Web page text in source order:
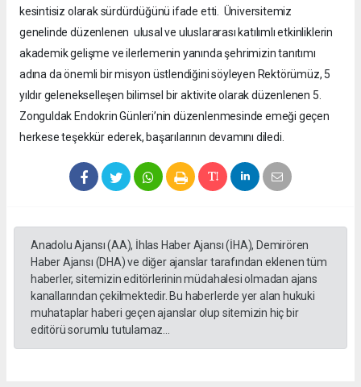
kesintisiz olarak sürdürdüğünü ifade etti. Üniversitemiz
genelinde düzenlenen ulusal ve uluslararası katılımlı etkinliklerin
akademik gelişme ve ilerlemenin yanında şehrimizin tanıtımı
adına da önemli bir misyon üstlendiğini söyleyen Rektörümüz, 5
yıldır gelenekselleşen bilimsel bir aktivite olarak düzenlenen 5.
Zonguldak Endokrin Günleri’nin düzenlenmesinde emeği geçen
herkese teşekkür ederek, başarılarının devamını diledi.
Anadolu Ajansı (AA), İhlas Haber Ajansı (İHA), Demirören
Haber Ajansı (DHA) ve diğer ajanslar tarafından eklenen tüm
haberler, sitemizin editörlerinin müdahalesi olmadan ajans
kanallarından çekilmektedir. Bu haberlerde yer alan hukuki
muhataplar haberi geçen ajanslar olup sitemizin hiç bir
editörü sorumlu tutulamaz...